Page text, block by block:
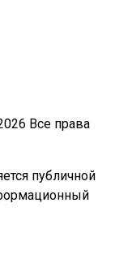
Все права
публичной